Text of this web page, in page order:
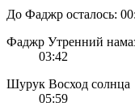
До Фаджр осталось:
Фаджр Утренний
03:42
Шурук Восход солнца
05:59